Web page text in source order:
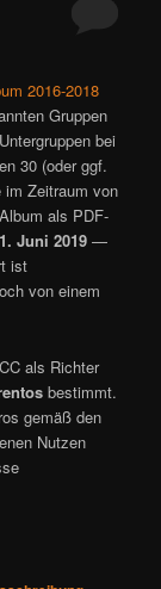
2016-2018
Gruppen
bei
30 (oder ggf.
Zeitraum von
als PDF-
Juni 2019 —
ist
von einem
als Richter
bestimmt.
gemäß den
Nutzen